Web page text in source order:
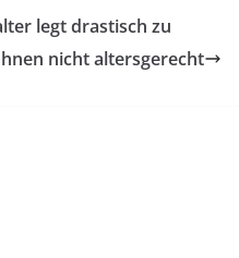
legt drastisch zu
nicht altersgerecht